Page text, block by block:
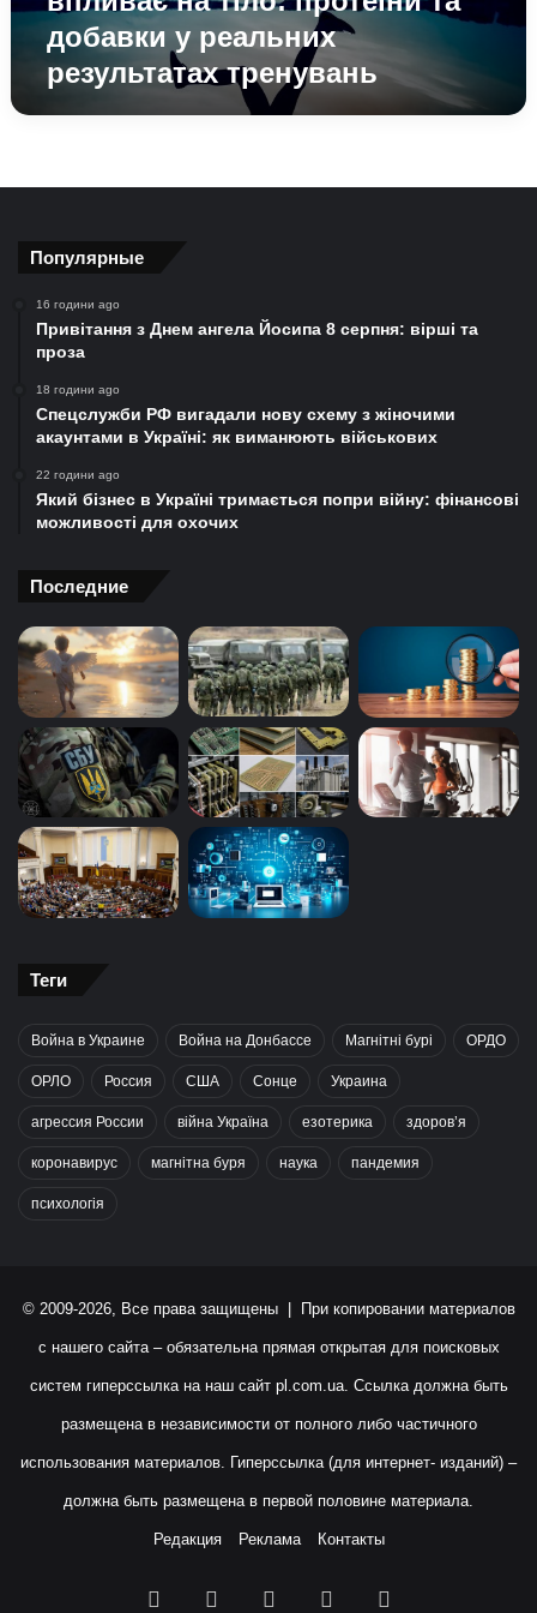
реальних
результатах
тренувань
добавки у реальних
результатах тренувань
Популярные
16 години ago
Привітання з Днем ангела Йосипа 8 серпня: вірші та
проза
18 години ago
Спецслужби РФ вигадали нову схему з жіночими
акаунтами в Україні: як виманюють військових
22 години ago
Який бізнес в Україні тримається попри війну: фінансові
можливості для охочих
Последние
Теги
Война в Украине Война на Донбассе Магнітні бурі ОРДО
ОРЛО Россия США Сонце Украина
агрессия России війна Україна езотерика здоров’я
коронавирус магнітна буря наука пандемия
психологія
© 2009-2026, Все права защищены | При копировании материалов
с нашего сайта – обязательна прямая открытая для поисковых
систем гиперссылка на наш сайт pl.com.ua. Ссылка должна быть
размещена в независимости от полного либо частичного
использования материалов. Гиперссылка (для интернет- изданий) –
должна быть размещена в первой половине материала.
Редакция Реклама Контакты
Facebook YouTubeInstagram